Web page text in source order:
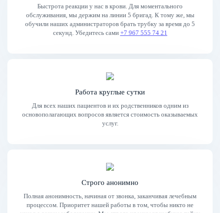
Быстрота реакции у нас в крови. Для моментального
обслуживания, мы держим на линии 5 бригад. К тому же, мы
обучили наших администраторов брать трубку за время до 5
секунд. Убедитесь сами +7 967 555 74 21
Работа круглые сутки
Для всех наших пациентов и их родственников одним из
основополагающих вопросов является стоимость оказываемых
услуг.
Строго анонимно
Полная анонимность, начиная от звонка, заканчивая лечебным
процессом. Приоритет нашей работы в том, чтобы никто не